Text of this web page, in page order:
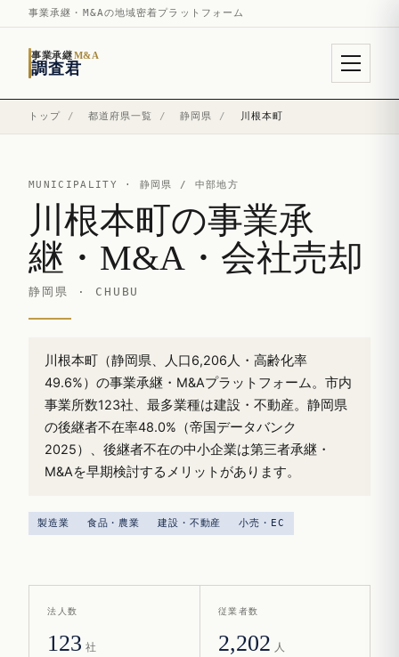
事業承継・M&Aの地域密着プラットフォーム
事業承継M&A
調査君
トップ / 都道府県一覧 / 静岡県 / 川根本町
MUNICIPALITY · 静岡県 / 中部地方
川根本町の事業承
継・M&A・会社売却
静岡県 · CHUBU
川根本町（静岡県、人口6,206人・高齢化率
49.6%）の事業承継・M&Aプラットフォーム。市内
事業所数123社、最多業種は建設・不動産。静岡県
の後継者不在率48.0%（帝国データバンク
2025）、後継者不在の中小企業は第三者承継・
M&Aを早期検討するメリットがあります。
製造業 食品・農業 建設・不動産 小売・EC
法人数
123 社
従業者数
2,202 人